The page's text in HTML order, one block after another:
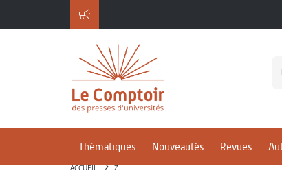
Thématiques Nouveautés Revues
ACCUEIL Z